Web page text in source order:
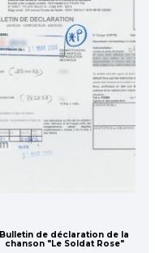
Bulletin de déclaration de la
chanson "Le Soldat Rose"